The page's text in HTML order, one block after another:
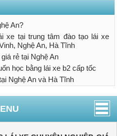
An?
xe tại trung tâm đào tạo lái xe
Nghệ An, Hà Tĩnh
rẻ tại Nghệ An
học bằng lái xe b2 cấp tốc
Nghệ An và Hà Tĩnh